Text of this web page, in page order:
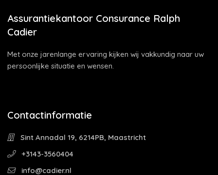
Assurantiekantoor Consurance Ralph
Cadier
Met onze jarenlange ervaring kijken wij vakkundig naar uw
persoonlijke situatie en wensen.
Contactinformatie
Sint Annadal 19, 6214PB, Maastricht
+3143-3560404
info@cadier.nl